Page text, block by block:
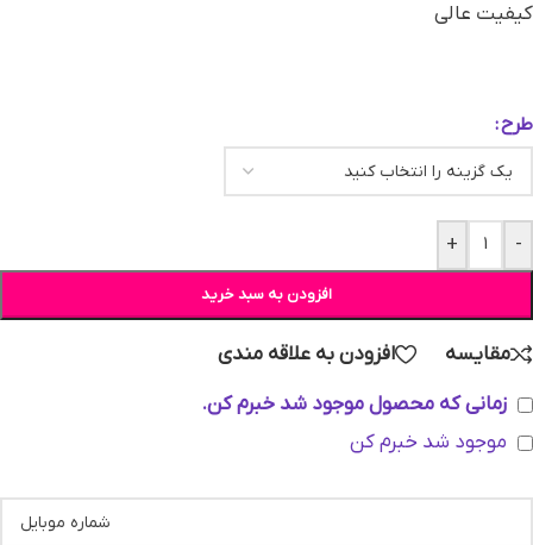
کیفیت عالی
طرح
-
+
افزودن به سبد خرید
مقایسه
افزودن به علاقه مندی
زمانی که محصول موجود شد خبرم کن.
موجود شد خبرم کن